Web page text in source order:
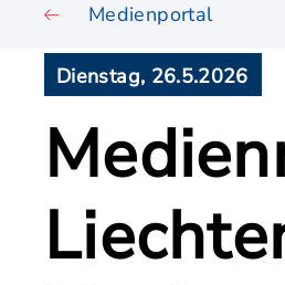
Medienportal
Dienstag, 26.5.2026